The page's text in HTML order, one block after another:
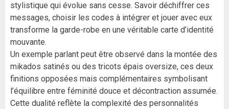
stylistique qui évolue sans cesse. Savoir déchiffrer ces
messages, choisir les codes à intégrer et jouer avec eux
transforme la garde-robe en une véritable carte d’identité
mouvante.
Un exemple parlant peut être observé dans la montée des
mikados satinés ou des tricots épais oversize, ces deux
finitions opposées mais complémentaires symbolisant
l’équilibre entre féminité douce et décontraction assumée.
Cette dualité reflète la complexité des personnalités